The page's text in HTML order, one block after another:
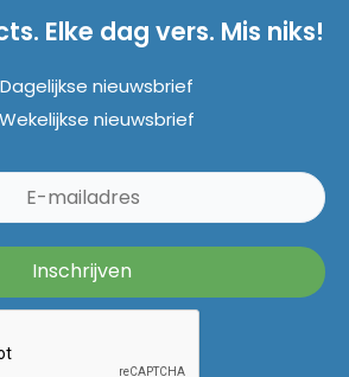
Elke dag vers. Mis niks!
Dagelijkse nieuwsbrief
Wekelijkse nieuwsbrief